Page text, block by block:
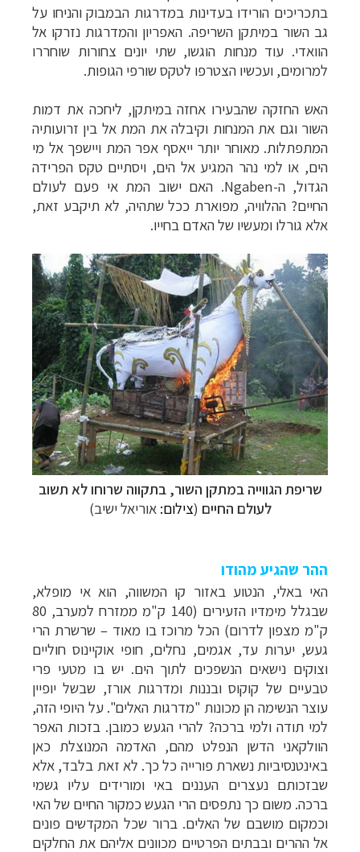
בתכריכים הורידו בעדינות במדרגות הבמבוק והניחו על
גב השור במיתקן השריפה. האפריון והמדרגות נזרקו אל
הוואדי. עוד מנחות הוגשו, שתי יונים צחורות שוחררו
למרומים, ועכשיו הצטרפו לטקס שורפי הגופות.
האש החזקה שהבעירו אחזה במיתקן, ליחכה את דמות
השור וגם את המנחות וקיבלה את המת אל בין זרועותיה
המתפתלות. מאוחר יותר ייאסף אפר המת ויישפך אל מי
הים, או למי נהר המגיע אל הים, ויסתיים טקס הפרידה
הגדול, ה-Ngaben
. האם ישוב המת אי פעם לעולם
החיים? ההלוויה, מפוארת ככל שתהיה, לא תיקבע זאת,
אלא גורלו ומעשיו של האדם בחייו.
שריפת הגווייה במתקן השור, בתקווה שרוחו לא תשוב
לעולם החיים (צילום: אוריאל ישיב)
ההר שהגיע מהודו
האי באלי, הנטוע באזור קו המשווה, הוא אי מופלא,
שבגלל מימדיו הזעירים (140 ק"מ ממזרח למערב, 80
ק"מ מצפון לדרום) הכל מרוכז בו מאוד– שרשרת הרי
געש, יערות עד, אגמים, נחלים, חופי אוקיינוס חוליים
וצוקים נישאים הנשפכים לתוך הים. יש בו מטעי פרי
טבעיים של קוקוס ובננות ומדרגות אורז, שבשל יופיין
עוצר הנשימה הן מכונות "מדרגות האלים". על היופי הזה,
למי תודה ולמי ברכה? להרי הגעש כמובן. בזכות האפר
הוולקאני הדשן הנפלט מהם, האדמה המנוצלת כאן
באינטנסיביות נשארת פורייה כל כך. לא זאת בלבד, אלא
שבזכותם נעצרים העננים באי ומורידים עליו גשמי
ברכה. משום כך נתפסים הרי הגעש כמקור החיים של האי
וכמקום מושבם של האלים. ברור שכל המקדשים פונים
אל ההרים ובבתים הפרטיים מכוונים אליהם את החלקים